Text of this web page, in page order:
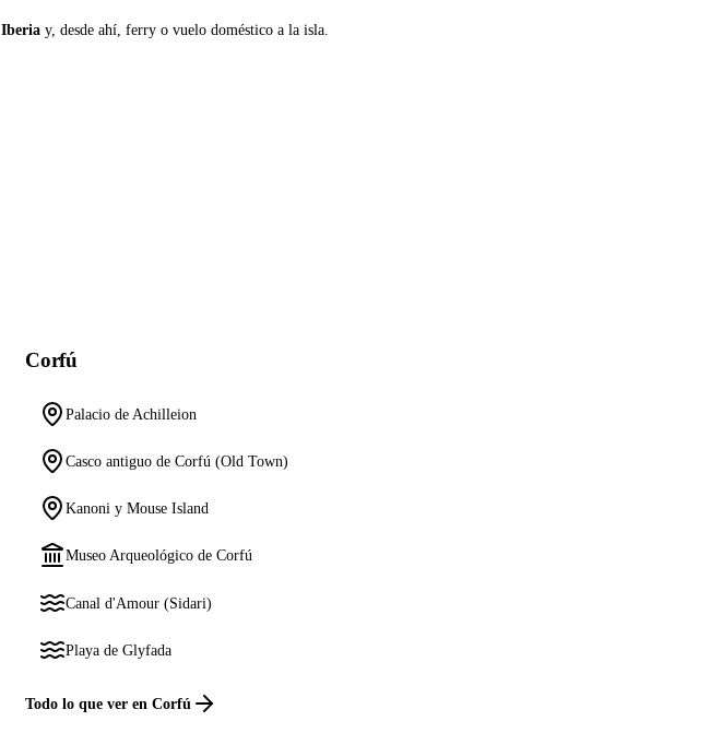
Iberia y, desde ahí, ferry o vuelo doméstico a la isla.
Corfú
Palacio de Achilleion
Casco antiguo de Corfú (Old Town)
Kanoni y Mouse Island
Museo Arqueológico de Corfú
Canal d'Amour (Sidari)
Playa de Glyfada
Todo lo que ver en Corfú